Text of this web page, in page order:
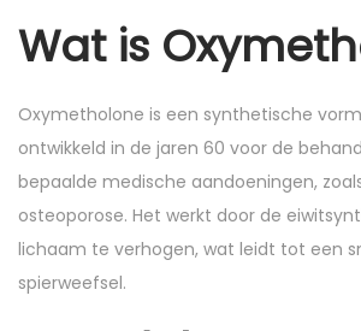
Wat is
Oxymetholone is een synthetische
ontwikkeld in de jaren 60 voor de
bepaalde medische aandoeningen,
osteoporose. Het werkt door de
lichaam te verhogen, wat leidt tot een
spierweefsel.